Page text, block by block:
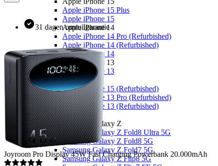
Apple iPhone 15 Plus
Apple iPhone 15
Apple iPhone 14
Apple iPhone 14 Pro (Refurbished)
Apple iPhone 14 (Refurbished)
Apple iPhone 14
Apple iPhone 13
Apple iPhone 13
Overige
Apple iPhone 15 (Refurbished)
Apple iPhone 13 Pro (Refurbished)
Apple iPhone 13 (Refurbished)
Samsung
Samsung Galaxy Z
Samsung Galaxy Z Fold8 Ultra 5G
Samsung Galaxy Z Fold8 5G
Samsung Galaxy Z Fold7 5G
Samsung Galaxy Z Flip8 5G
31 dagen omruilgarantie
Joyroom Pro Display 45W Fast Charging Powerbank 20.000mAh